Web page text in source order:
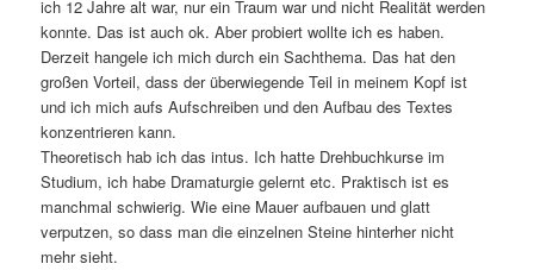
ich 12 Jahre alt war, nur ein Traum war und nicht Realität werden
konnte. Das ist auch ok. Aber probiert wollte ich es haben.
Derzeit hangele ich mich durch ein Sachthema. Das hat den
großen Vorteil, dass der überwiegende Teil in meinem Kopf ist
und ich mich aufs Aufschreiben und den Aufbau des Textes
konzentrieren kann.
Theoretisch hab ich das intus. Ich hatte Drehbuchkurse im
Studium, ich habe Dramaturgie gelernt etc. Praktisch ist es
manchmal schwierig. Wie eine Mauer aufbauen und glatt
verputzen, so dass man die einzelnen Steine hinterher nicht
mehr sieht.